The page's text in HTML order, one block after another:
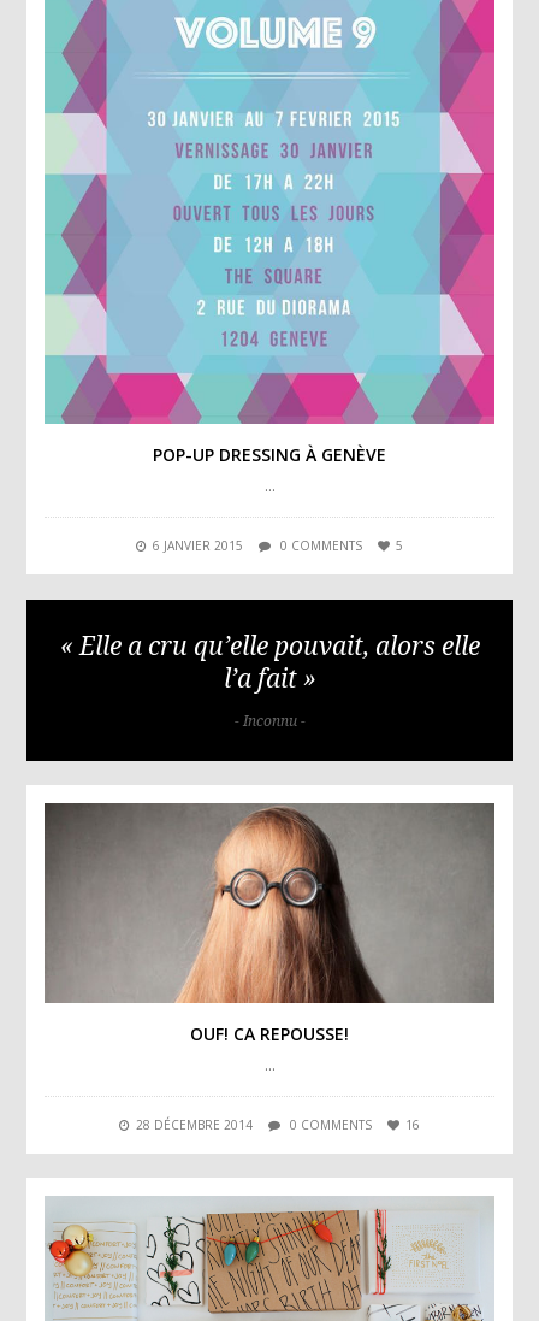
POP-UP DRESSING À GENÈVE
…
6 JANVIER 2015 0 COMMENTS 5
« Elle a cru qu’elle pouvait, alors elle
l’a fait »
- Inconnu -
OUF! CA REPOUSSE!
…
28 DÉCEMBRE 2014 0 COMMENTS 16